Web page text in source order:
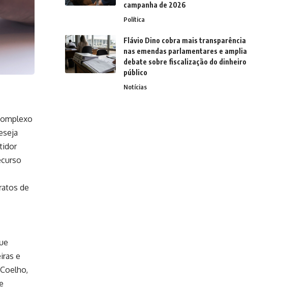
de
e
campanha de 2026
Política
Flávio Dino cobra mais transparência
nas emendas parlamentares e amplia
debate sobre fiscalização do dinheiro
público
Notícias